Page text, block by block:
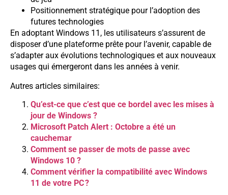
Positionnement stratégique pour l’adoption des
futures technologies
En adoptant Windows 11, les utilisateurs s’assurent de
disposer d’une plateforme prête pour l’avenir, capable de
s’adapter aux évolutions technologiques et aux nouveaux
usages qui émergeront dans les années à venir.
Autres articles similaires:
Qu’est-ce que c’est que ce bordel avec les mises à
jour de Windows ?
Microsoft Patch Alert : Octobre a été un
cauchemar
Comment se passer de mots de passe avec
Windows 10 ?
Comment vérifier la compatibilité avec Windows
11 de votre PC ?